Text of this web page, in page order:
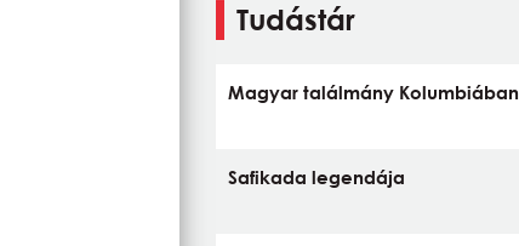
Tudástár
Magyar találmány Kolumbiában
Safikada legendája